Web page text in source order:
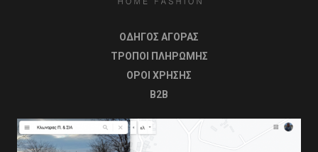
ΟΔΗΓΟΣ ΑΓΟΡΑΣ
ΤΡΟΠΟΙ ΠΛΗΡΩΜΗΣ
OΡΟΙ ΧΡΗΣΗΣ
B2B